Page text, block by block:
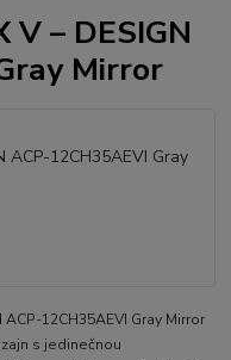
– DESIGN
Mirror
12CH35AEVI Gray Mirror
s jedinečnou